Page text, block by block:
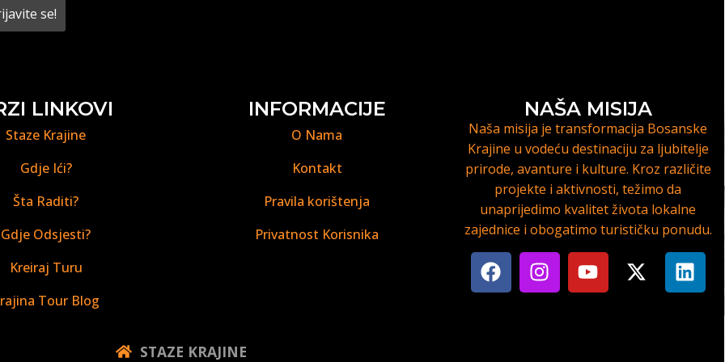
LINKOVI
Staze Krajine
Gdje Ići?
Šta Raditi?
Gdje Odsjesti?
Kreiraj Turu
Tour Blog
INFORMACIJE
O Nama
Kontakt
Pravila korištenja
Privatnost Korisnika
NAŠA MISIJA
Naša misija je transformacija Bosanske
Krajine u vodeću destinaciju za ljubitelje
prirode, avanture i kulture. Kroz različite
projekte i aktivnosti, težimo da
unaprijedimo kvalitet života lokalne
zajednice i obogatimo turističku ponudu.
STAZE KRAJINE